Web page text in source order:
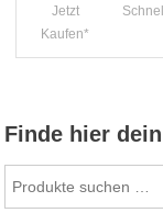
war:
Jetzt
Kaufen*
Finde hier
nach: